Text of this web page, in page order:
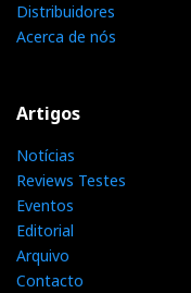
Distribuidores
Acerca de nós
Artigos
Notícias
Reviews Testes
Eventos
Editorial
Arquivo
Contacto